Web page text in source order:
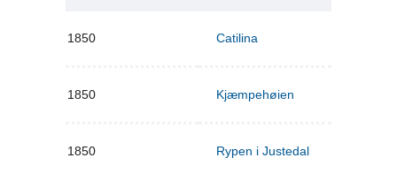
1850 Catilina
1850 Kjæmpehøien
1850 Rypen i Justedal